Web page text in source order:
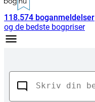
118.574 boganmeldelser
og de bedste bogpriser